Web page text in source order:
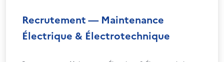
Recrutement — Maintenance
Électrique & Électrotechnique